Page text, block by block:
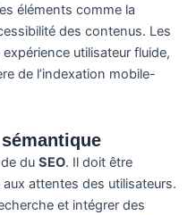
éléments comme la
des contenus. Les
utilisateur fluide,
de l’indexation mobile-
du SEO. Il doit être
attentes des utilisateurs.
et intégrer des